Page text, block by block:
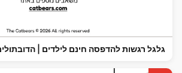
גלגל רגשות להדפסה חינם לילדים | הדובתולים